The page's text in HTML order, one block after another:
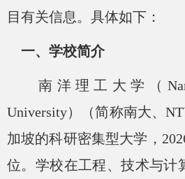
目有关信息。具体如下：
一、学校简介
南洋理工大学（
University）（简称南大、
加坡的科研密集型大学，
位。学校在工程、技术与计